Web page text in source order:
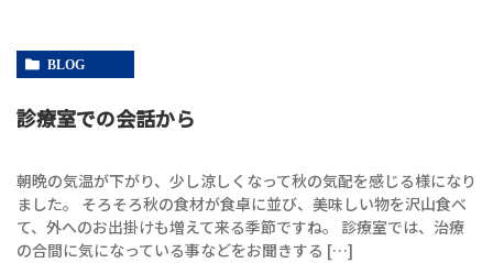
BLOG
診療室での会話から
朝晩の気温が下がり、少し涼しくなって秋の気配を感じる様になり
ました。 そろそろ秋の食材が食卓に並び、美味しい物を沢山食べ
て、外へのお出掛けも増えて来る季節ですね。 診療室では、治療
の合間に気になっている事などをお聞きする […]